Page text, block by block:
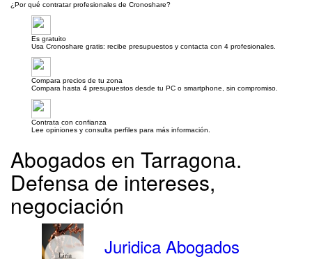
¿Por qué contratar profesionales de Cronoshare?
Es gratuito
Usa Cronoshare gratis: recibe presupuestos y contacta con 4 profesionales.
Compara precios de tu zona
Compara hasta 4 presupuestos desde tu PC o smartphone, sin compromiso.
Contrata con confianza
Lee opiniones y consulta perfiles para más información.
Abogados en Tarragona.
Defensa de intereses,
negociación
Juridica Abogados